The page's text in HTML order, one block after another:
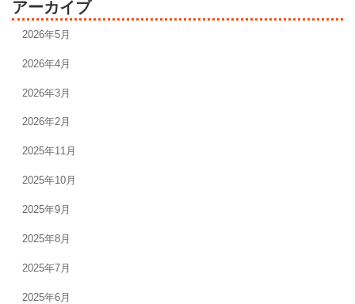
アーカイブ
2026年5月
2026年4月
2026年3月
2026年2月
2025年11月
2025年10月
2025年9月
2025年8月
2025年7月
2025年6月